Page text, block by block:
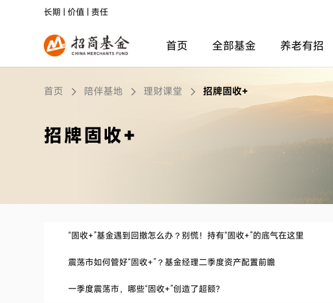
长期 | 价值 | 责任
首页 全部基金 养老有招
首页 陪伴基地 理财课堂 招牌固收+
招牌固收+
“固收+”基金遇到回撤怎么办？别慌！持有“固收+”的底气在这里
震荡市如何管好“固收+”？基金经理二季度资产配置前瞻
一季度震荡市，哪些“固收+”创造了超额?